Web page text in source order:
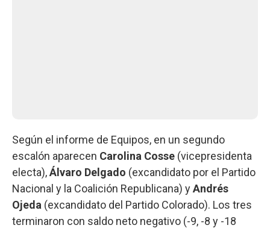
Según el informe de Equipos, en un segundo
escalón aparecen Carolina Cosse (vicepresidenta
electa),Álvaro Delgado (excandidato por el Partido
Nacional y la Coalición Republicana) yAndrés
Ojeda (excandidato del Partido Colorado). Los tres
terminaron con saldo neto negativo (-9, -8 y -18